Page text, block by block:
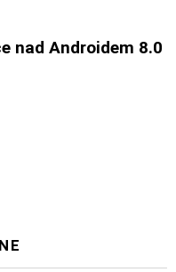
nad Androidem 8.0